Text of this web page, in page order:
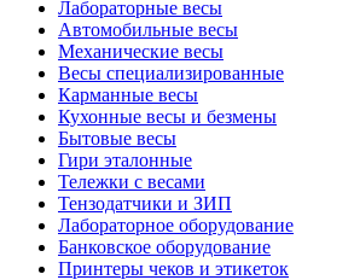
Лабораторные весы
Автомобильные весы
Механические весы
Весы специализированные
Карманные весы
Кухонные весы и безмены
Бытовые весы
Гири эталонные
Тележки с весами
Тензодатчики и ЗИП
Лабораторное оборудование
Банковское оборудование
Принтеры чеков и этикеток